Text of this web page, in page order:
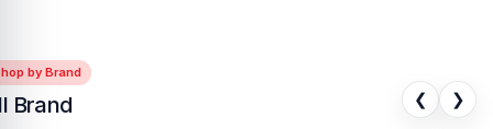
by Brand
Brand ❮ ❯